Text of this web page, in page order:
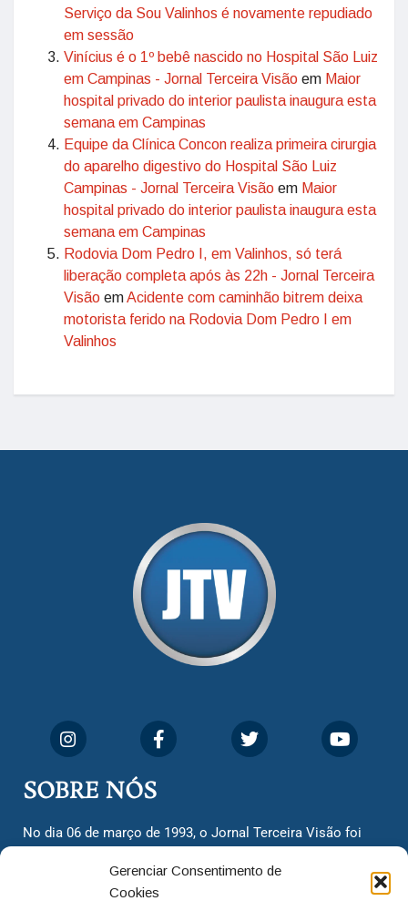
Gerenciar Consentimento de
Cookies
Serviço da Sou Valinhos é novamente repudiado
em sessão
Vinícius é o 1º bebê nascido no Hospital São Luiz
em Campinas - Jornal Terceira Visão em Maior
hospital privado do interior paulista inaugura esta
semana em Campinas
Equipe da Clínica Concon realiza primeira cirurgia
do aparelho digestivo do Hospital São Luiz
Campinas - Jornal Terceira Visão em Maior
hospital privado do interior paulista inaugura esta
semana em Campinas
Rodovia Dom Pedro I, em Valinhos, só terá
liberação completa após às 22h - Jornal Terceira
Visão emAcidente com caminhão bitrem deixa
motorista ferido na Rodovia Dom Pedro I em
Valinhos
SOBRE NÓS
No dia 06 de março de 1993, o Jornal Terceira Visão foi
cidadãos valinhenses, já que naquela época só existiam